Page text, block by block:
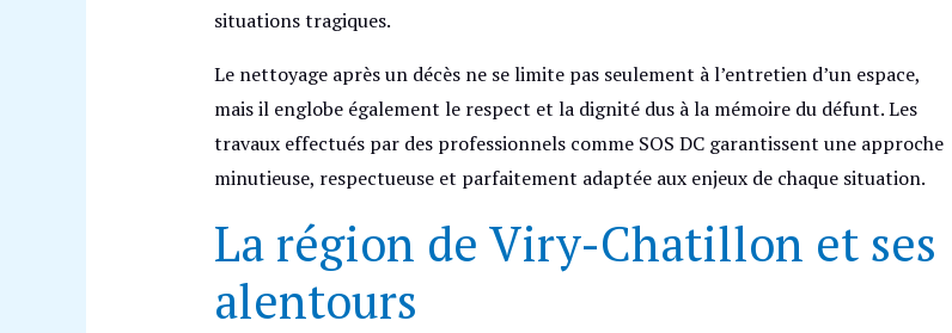
situations tragiques.
Le nettoyage après un décès ne se limite pas seulement à l’entretien d’un espace,
mais il englobe également le respect et la dignité dus à la mémoire du défunt. Les
travaux effectués par des professionnels comme SOS DC garantissent une approche
minutieuse, respectueuse et parfaitement adaptée aux enjeux de chaque situation.
La région de Viry-Chatillon et ses
alentours